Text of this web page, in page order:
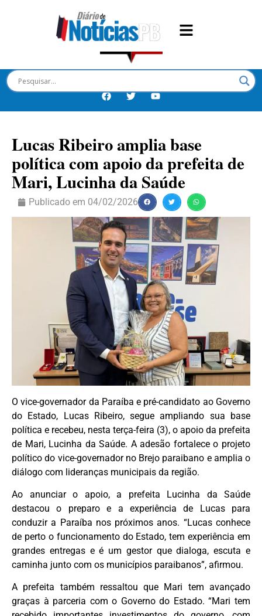
Lucas Ribeiro amplia base
política com apoio da prefeita de
Mari, Lucinha da Saúde
Publicado em 04/02/2026
O vice-governador da Paraíba e pré-candidato ao Governo
do Estado, Lucas Ribeiro, segue ampliando sua base
política e recebeu, nesta terça-feira (3), o apoio da prefeita
de Mari, Lucinha da Saúde. A adesão fortalece o projeto
político do vice-governador no Brejo paraibano e amplia o
diálogo com lideranças municipais da região.
Ao anunciar o apoio, a prefeita Lucinha da Saúde
destacou o preparo e a experiência de Lucas para
conduzir a Paraíba nos próximos anos. “Lucas conhece
de perto o funcionamento do Estado, tem experiência em
grandes entregas e é um gestor que dialoga, escuta e
caminha junto com os municípios paraibanos”, afirmou.
A prefeita também ressaltou que Mari tem avançado
graças à parceria com o Governo do Estado. “Mari tem